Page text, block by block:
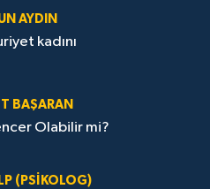
AYDIN
kadını
BAŞARAN
Olabilir mi?
(PSIKOLOG)